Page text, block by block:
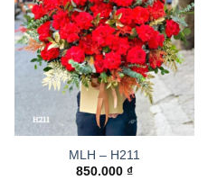
MLH – H211
850.000 ₫